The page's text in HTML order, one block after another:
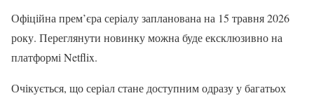
Офіційна прем’єра серіалу запланована на 15 травня 2026
року. Переглянути новинку можна буде ексклюзивно на
платформі Netflix.
Очікується, що серіал стане доступним одразу у багатьох